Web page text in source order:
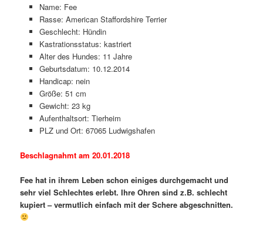
Name: Fee
Rasse: American Staffordshire Terrier
Geschlecht: Hündin
Kastrationsstatus: kastriert
Alter des Hundes: 11 Jahre
Geburtsdatum: 10.12.2014
Handicap: nein
Größe: 51 cm
Gewicht: 23 kg
Aufenthaltsort: Tierheim
PLZ und Ort: 67065 Ludwigshafen
Beschlagnahmt am 20.01.2018
Fee hat in ihrem Leben schon einiges durchgemacht und
sehr viel Schlechtes erlebt. Ihre Ohren sind z.B. schlecht
kupiert – vermutlich einfach mit der Schere abgeschnitten.